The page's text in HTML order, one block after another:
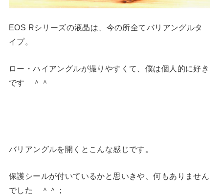
EOS Rシリーズの液晶は、今の所全てバリアングルタ
イプ。
ロー・ハイアングルが撮りやすくて、僕は個人的に好き
です ＾＾
バリアングルを開くとこんな感じです。
保護シールが付いているかと思いきや、何もありません
でした ＾＾；